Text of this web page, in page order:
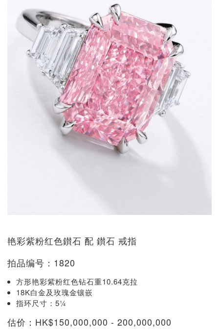
艳彩紫粉红色鑚石 配 鑚石 戒指
拍品编号：1820
方形艳彩紫粉红色钻石重10.64克拉
18K白金及玫瑰金镶嵌
指环尺寸：5¼
估价：HK$150,000,000 - 200,000,000